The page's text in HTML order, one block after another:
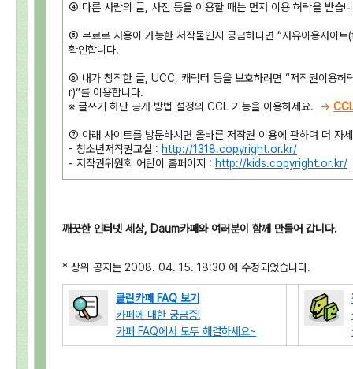
④ 다른 사람의 글, 사진 등을 이용할 때는 먼저 이용 허락을 받습
⑤ 무료로 사용이 가능한 저작물인지 궁금하다면 “자유이용사
확인합니다.
⑥ 내가 창작한 글, UCC, 캐릭터 등을 보호하려면 “저작권이용
r)”를 이용합니다.
※ 글쓰기 하단 공개 방법 설정의 CCL 기능을 이용하세요.
→
⑦ 아래 사이트를 방문하시면 올바른 저작권 이용에 관하여 더 자
- 청소년저작권교실 : http://1318.copyright.or.kr/
- 저작권위원회 어린이 홈페이지 : http://kids.copyright.or.kr/
깨끗한 인터넷 세상, Daum카페와 여러분이 함께 만들어 갑니다.
* 상위 공지는 2008. 04. 15. 18:30 에 수정되었습니다.
클린카페 FAQ 보기
카페에 대한 궁금증!
카페 FAQ에서 모두 해결하세요~